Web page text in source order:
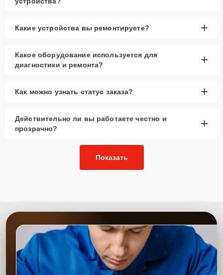
Какие устройства вы ремонтируете? +
Какое оборудование используется для
диагностики и ремонта?
+
Как можно узнать статус заказа? +
Действительно ли вы работаете честно и
прозрачно?
+
Показать